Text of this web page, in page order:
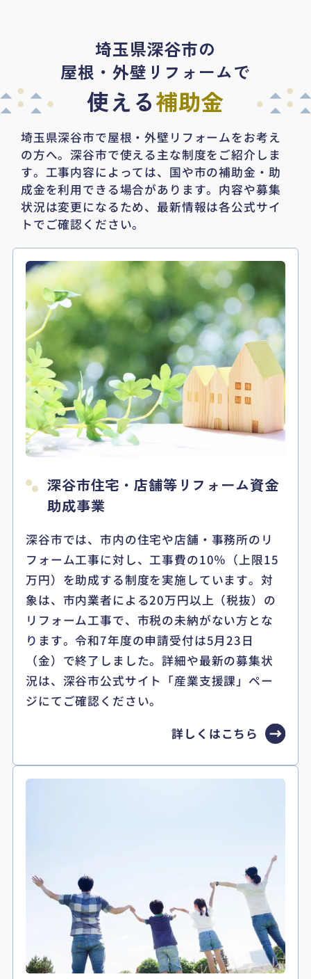
埼玉県深谷市の
屋根・外壁リフォームで
使える補助金
埼玉県深谷市で屋根・外壁リフォームをお考え
の方へ。深谷市で使える主な制度をご紹介しま
す。 工事内容によっては、国や市の補助金・助
成金を利用できる場合があります。 内容や募集
状況は変更になるため、最新情報は各公式サイ
トでご確認ください。
深谷市住宅・店舗等リフォーム資金
助成事業
深谷市では、市内の住宅や店舗・事務所のリ
フォーム工事に対し、工事費の10％（上限15
万円）を助成する制度を実施しています。対
象は、市内業者による20万円以上（税抜）の
リフォーム工事で、市税の未納がない方とな
ります。令和7年度の申請受付は5月23日
（金）で終了しました。詳細や最新の募集状
況は、深谷市公式サイト「産業支援課」ペー
ジにてご確認ください。
詳しくはこちら